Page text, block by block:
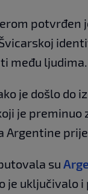
potvrđen
među ljudima.
je došlo do
je
Argentine
su
je uključivalo